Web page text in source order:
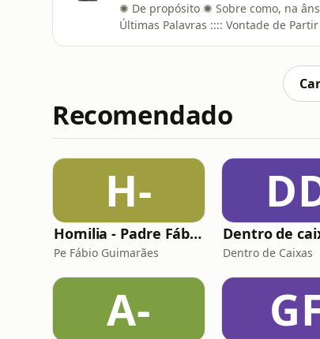
✺ De propósito ✺ Sobre como, na
Últimas Palavras :::: Vontade de
Recomendado
H-
Homilia - Padre Fábio de Freitas Guimarães
Pe Fábio Guimarães
Dentro de
Dentro de Caixas
A-